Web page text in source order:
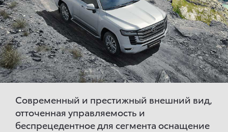
Современный и престижный внешний вид,
отточенная управляемость и
беспрецедентное для сегмента оснащение